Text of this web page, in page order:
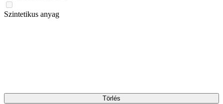
Szintetikus anyag
Törlés